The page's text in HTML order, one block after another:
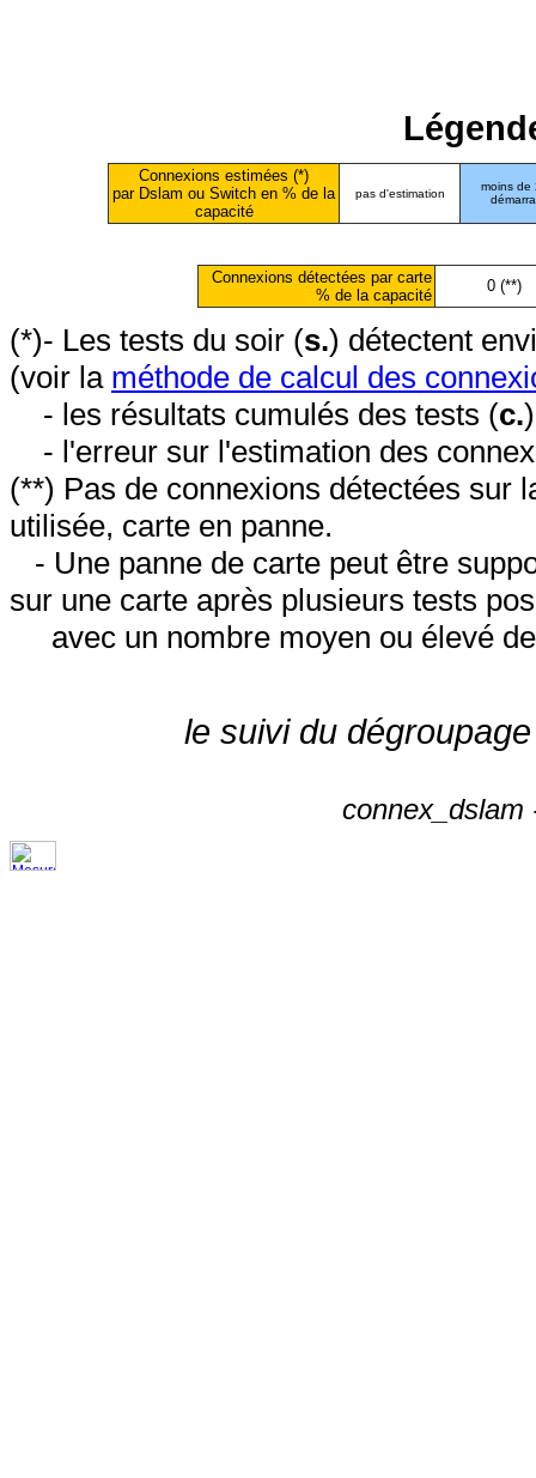
Connexions estimées (*)
par Dslam ou Switch en % de la
capacité
pas d'estimation
moins de
Connexions détectées par carte
% de la capacité
0 (**)
(*)- Les tests du soir (s.) détectent
(voir la méthode de calcul des
- les résultats cumulés des tests (c.
- l'erreur sur l'estimation des
(**) Pas de connexions détectées sur
utilisée, carte en panne.
- Une panne de carte peut être
sur une carte après plusieurs tests
avec un nombre moyen ou élevé
le suivi du
connex_dslam